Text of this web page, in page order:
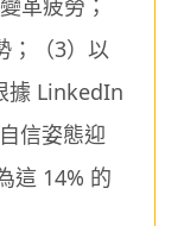
；（3）以
據 LinkedIn
信姿態迎
這 14% 的